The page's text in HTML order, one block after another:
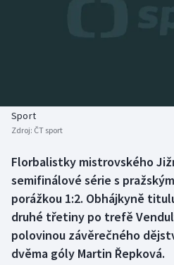
Biatlon
Box
Curling
Dostihy
Aplikace ČT sport
Sport
Zdroj: ČT sport
Florbalistky mistrovského
semifinálové série s
porážkou 1:2. Obhájkyně
druhé třetiny po trefě
polovinou závěrečného
dvěma góly Martin Řepková.